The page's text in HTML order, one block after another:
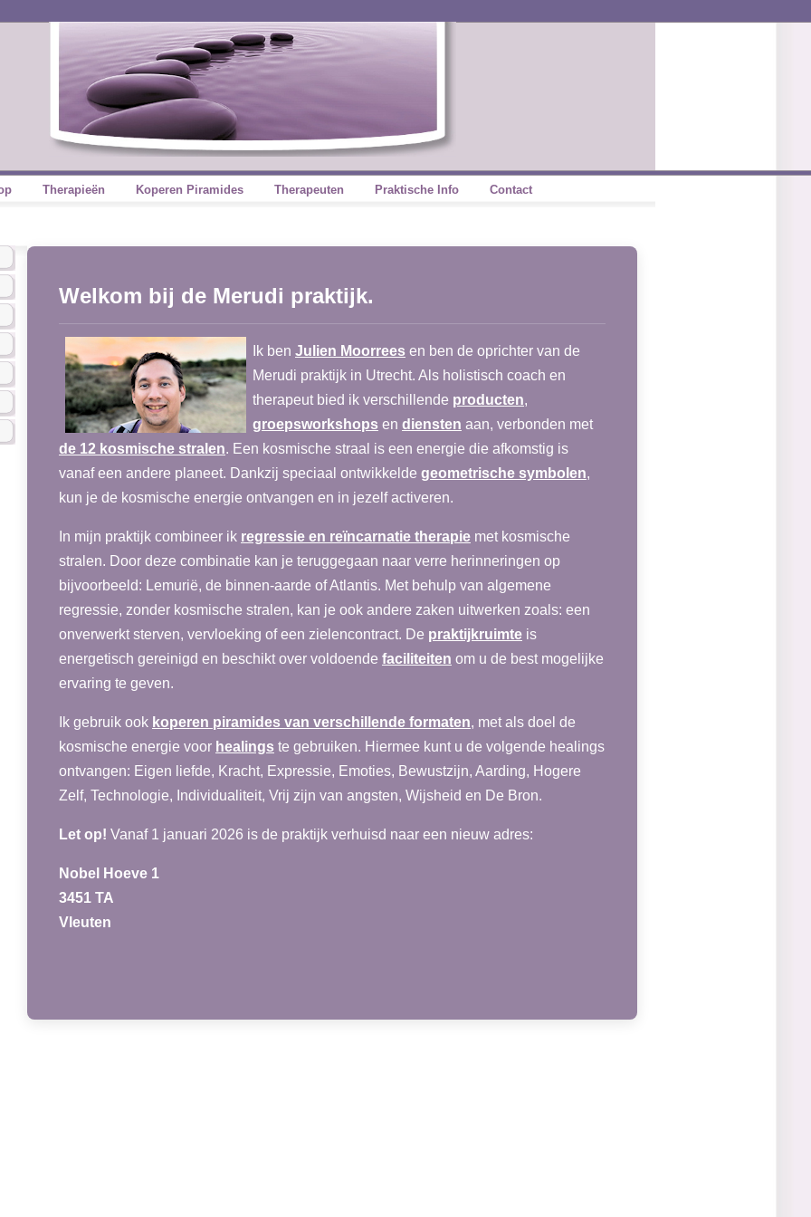
Therapieën Koperen Piramides Therapeuten Praktische Info Contact
Welkom bij de Merudi praktijk.
Ik ben Julien Moorrees en ben de oprichter van de
Merudi praktijk in Utrecht. Als holistisch coach en
therapeut bied ik verschillende producten,
groepsworkshops en diensten aan, verbonden met
de 12 kosmische stralen. Een kosmische straal is een energie die afkomstig is
vanaf een andere planeet. Dankzij speciaal ontwikkelde geometrische symbolen,
kun je de kosmische energie ontvangen en in jezelf activeren.
In mijn praktijk combineer ik regressie en reïncarnatie therapie met kosmische
stralen. Door deze combinatie kan je teruggegaan naar verre herinneringen op
bijvoorbeeld: Lemurië, de binnen-aarde of Atlantis. Met behulp van algemene
regressie, zonder kosmische stralen, kan je ook andere zaken uitwerken zoals: een
onverwerkt sterven, vervloeking of een zielencontract. De praktijkruimte is
energetisch gereinigd en beschikt over voldoende faciliteiten om u de best mogelijke
ervaring te geven.
Ik gebruik ook koperen piramides van verschillende formaten, met als doel de
kosmische energie voor healings te gebruiken. Hiermee kunt u de volgende healings
ontvangen: Eigen liefde, Kracht, Expressie, Emoties, Bewustzijn, Aarding, Hogere
Zelf, Technologie, Individualiteit, Vrij zijn van angsten, Wijsheid en De Bron.
Let op! Vanaf 1 januari 2026 is de praktijk verhuisd naar een nieuw adres:
Nobel Hoeve 1
3451 TA
Vleuten